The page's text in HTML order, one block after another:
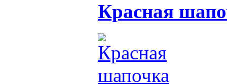
Красная